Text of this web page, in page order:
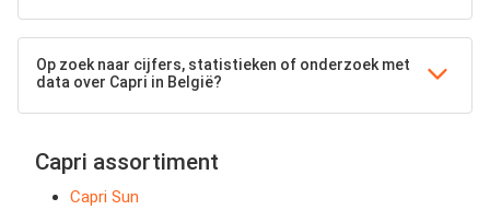
Op zoek naar cijfers, statistieken of onderzoek met
data over Capri in België?
Capri assortiment
Capri Sun